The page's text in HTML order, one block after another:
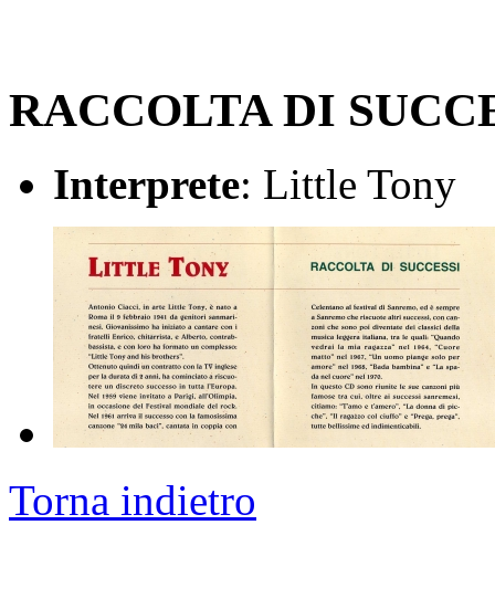
RACCOLTA DI
Interprete: Little Tony
Torna indietro